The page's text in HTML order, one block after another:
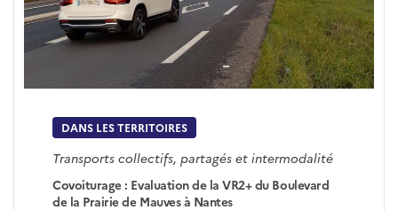
DANS LES TERRITOIRES
Transports collectifs, partagés et intermodalité
Covoiturage : Evaluation de la VR2+ du Boulevard
de la Prairie de Mauves à Nantes